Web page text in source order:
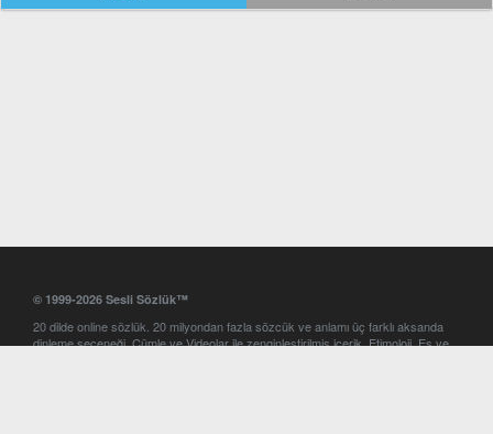
© 1999-2026 Sesli Sözlük™
20 dilde online sözlük. 20 milyondan fazla sözcük ve anlamı üç farklı aksanda
dinleme seçeneği. Cümle ve Videolar ile zenginleştirilmiş içerik. Etimoloji, Eş ve